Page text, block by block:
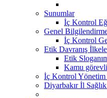
Sunumlar
İç Kontrol
Genel
İç Kontrol
Etik Davranış
Etik
Kamu
İç Kontrol Yönetim
Diyarbakır İl